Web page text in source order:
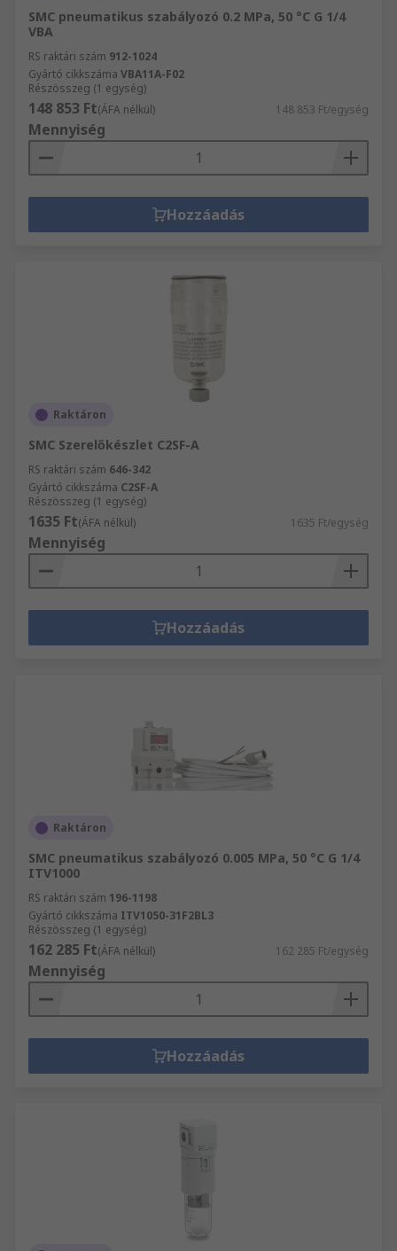
SMC pneumatikus szabályozó 0.2 MPa, 50 °C G 1/4
VBA
RS raktári szám 912-1024
Gyártó cikkszáma VBA11A-F02
Részösszeg (1 egység)
148 853 Ft(ÁFA nélkül) 148 853 Ft/egység
Mennyiség
Hozzáadás
Raktáron
SMC Szerelőkészlet C2SF-A
RS raktári szám 646-342
Gyártó cikkszáma C2SF-A
Részösszeg (1 egység)
1635 Ft(ÁFA nélkül) 1635 Ft/egység
Mennyiség
Hozzáadás
Raktáron
SMC pneumatikus szabályozó 0.005 MPa, 50 °C G 1/4
ITV1000
RS raktári szám 196-1198
Gyártó cikkszáma ITV1050-31F2BL3
Részösszeg (1 egység)
162 285 Ft(ÁFA nélkül) 162 285 Ft/egység
Mennyiség
Hozzáadás